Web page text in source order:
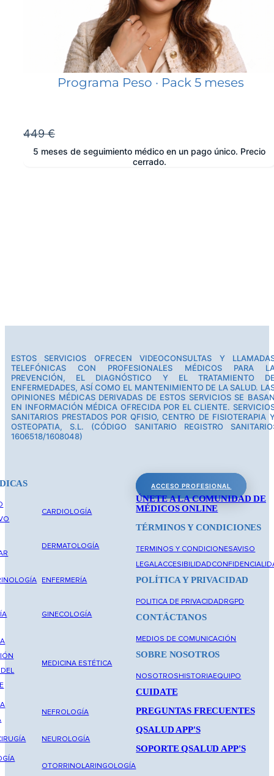
Programa Peso · Pack 5 meses
449 €
5 meses de seguimiento médico en un pago único. Precio
cerrado.
ESTOS SERVICIOS OFRECEN VIDEOCONSULTAS Y
TELEFÓNICAS CON PROFESIONALES MÉDICOS PARA
PREVENCIÓN, EL DIAGNÓSTICO Y EL TRATAMIENTO
ENFERMEDADES, ASÍ COMO EL MANTENIMIENTO DE LA SALUD.
OPINIONES MÉDICAS DERIVADAS DE ESTOS SERVICIOS SE
EN INFORMACIÓN MÉDICA OFRECIDA POR EL CLIENTE.
SANITARIOS PRESTADOS POR QFISIO, CENTRO DE FISIOTERAPIA
OSTEOPATIA, S.L. (CÓDIGO SANITARIO REGISTRO
1606518/1608048)
CARDIOLOGÍA
DERMATOLOGÍA
ENFERMERÍA
GINECOLOGÍA
MEDICINA ESTÉTICA
NEFROLOGÍA
NEUROLOGÍA
OTORRINOLARINGOLOGÍA
ACCESO PROFESIONAL
ÚNETE A LA COMUNIDAD DE
MÉDICOS ONLINE
TÉRMINOS Y CONDICIONES
TERMINOS Y CONDICIONESAVISO
LEGALACCESIBILIDAD
POLÍTICA Y PRIVACIDAD
POLITICA DE PRIVACIDADRGPD
CONTÁCTANOS
MEDIOS DE COMUNICACIÓN
SOBRE NOSOTROS
NOSOTROSHISTORIAEQUIPO
CUIDATE
PREGUNTAS FRECUENTES
QSALUD APP'S
SOPORTE QSALUD APP'S